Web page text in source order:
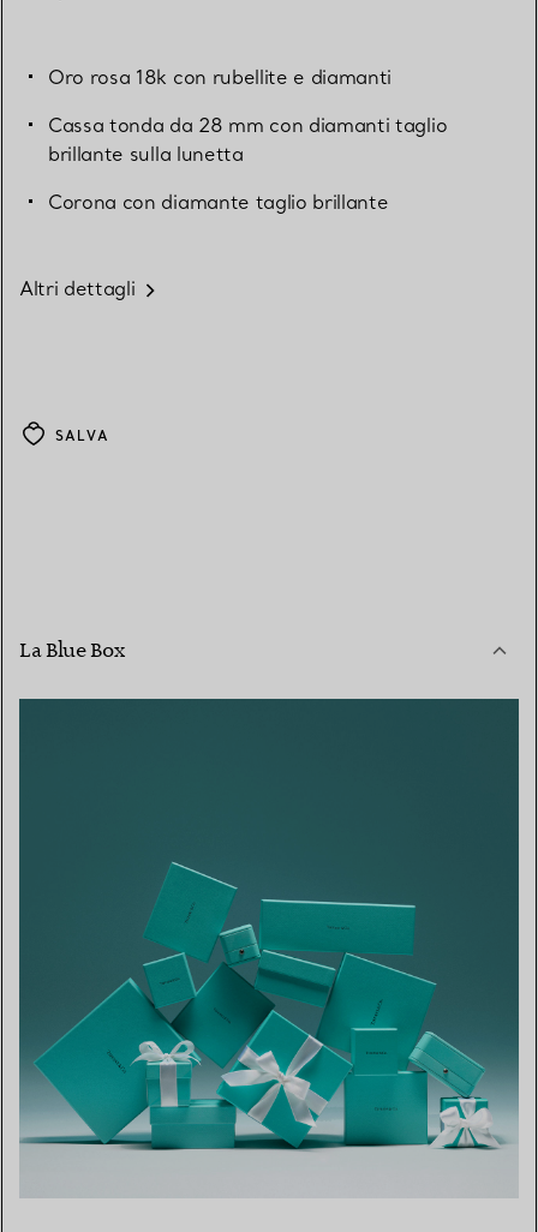
Oro rosa 18k con rubellite e diamanti
Cassa tonda da 28 mm con diamanti taglio
brillante sulla lunetta
Corona con diamante taglio brillante
Altri dettagli
SALVA
La Blue Box